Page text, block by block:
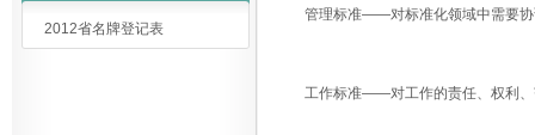
2012省名牌登记表
管理标准——对标准化领域中需要协
工作标准——对工作的责任、权利、